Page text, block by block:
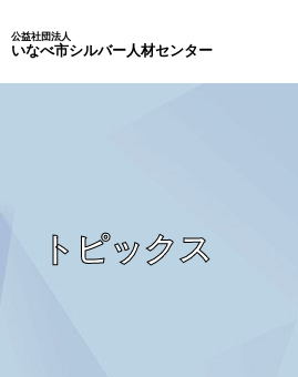
公益社団法人
いなべ市シルバー人材センター
トピックス